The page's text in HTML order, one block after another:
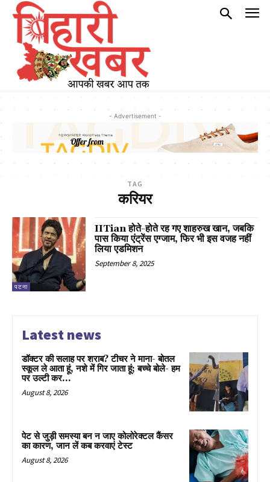
- Advertisement -
TAG
करियर
पटना
IITian होते-होते रह गए शाहरुख खान, जबकि
पास किया एंट्रेंस एग्जाम, फिर भी इस वजह नहीं
लिया एडमिशन
September 8, 2025
Latest news
डॉक्टर की सलाह पर शराब? टीचर ने माना- बोतल
स्कूल ले आता हूं, नशे में गिर जाता हूं; बच्चे बोले- हम
पर उल्टी कर...
August 8, 2026
पेट से जुड़ी समस्या बन न जाए कोलोरेक्टल कैंसर
का कारण, जान लें कब करवाएं टेस्ट
August 8, 2026